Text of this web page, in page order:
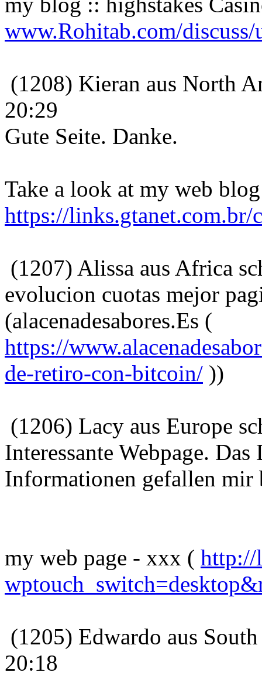
www.Rohitab.com/
(1208) Kieran aus North
20:29
Gute Seite. Danke.
Take a look at my web
https://
(1207) Alissa aus Africa
evolucion cuotas mejor
(alacenadesabores.Es (
https://
de-retiro-con-bitcoin/ ))
(1206) Lacy aus Europe
Interessante Webpage.
Informationen gefallen mir
my web page - xxx ( http://
(1205) Edwardo aus
20:18